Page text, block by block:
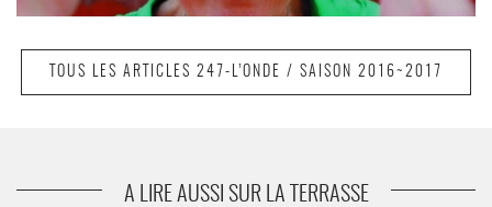
Micro Onde
TOUS LES ARTICLES 247-L’ONDE / SAISON 2016~2017
A LIRE AUSSI SUR LA TERRASSE